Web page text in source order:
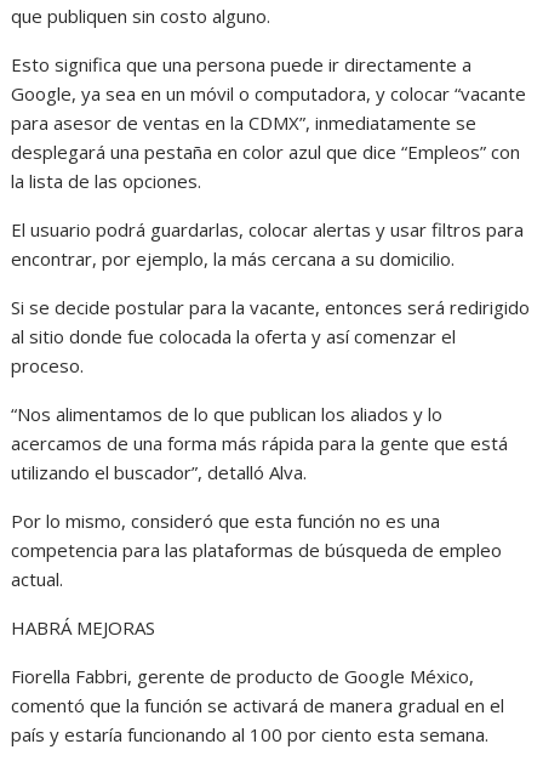
que publiquen sin costo alguno.
Esto significa que una persona puede ir directamente a
Google, ya sea en un móvil o computadora, y colocar “vacante
para asesor de ventas en la CDMX”, inmediatamente se
desplegará una pestaña en color azul que dice “Empleos” con
la lista de las opciones.
El usuario podrá guardarlas, colocar alertas y usar filtros para
encontrar, por ejemplo, la más cercana a su domicilio.
Si se decide postular para la vacante, entonces será redirigido
al sitio donde fue colocada la oferta y así comenzar el
proceso.
“Nos alimentamos de lo que publican los aliados y lo
acercamos de una forma más rápida para la gente que está
utilizando el buscador”, detalló Alva.
Por lo mismo, consideró que esta función no es una
competencia para las plataformas de búsqueda de empleo
actual.
HABRÁ MEJORAS
Fiorella Fabbri, gerente de producto de Google México,
comentó que la función se activará de manera gradual en el
país y estaría funcionando al 100 por ciento esta semana.